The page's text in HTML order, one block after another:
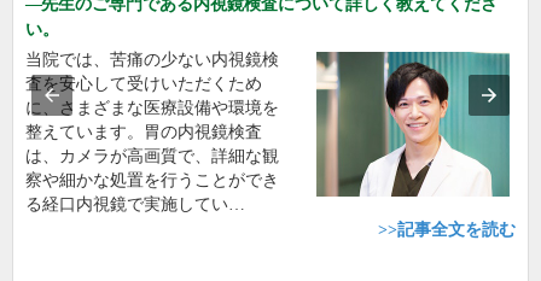
い。
当院では、苦痛の少ない内視鏡検
査を安心して受けいただくため
に、さまざまな医療設備や環境を
整えています。胃の内視鏡検査
は、カメラが高画質で、詳細な観
察や細かな処置を行うことができ
る経口内視鏡で実施してい…
>>記事全文を読む